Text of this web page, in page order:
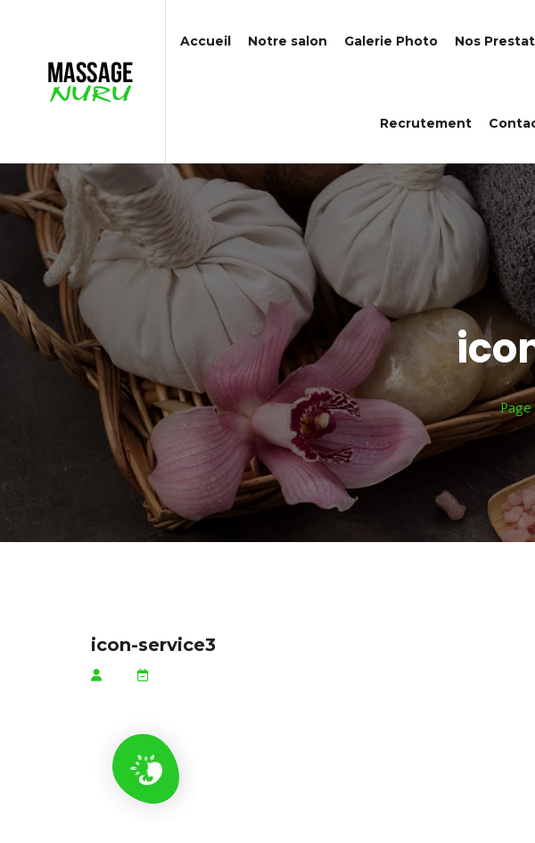
Accueil Notre salon Galerie Photo Nos
Recrutement
Page
icon-service3